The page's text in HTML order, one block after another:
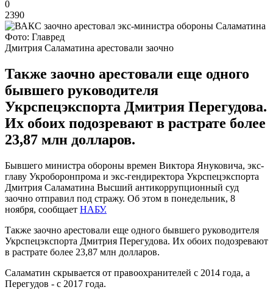
0
2390
Фото: Главред
Дмитрия Саламатина арестовали заочно
Также заочно арестовали еще одного
бывшего руководителя
Укрспецэкспорта Дмитрия Перегудова.
Их обоих подозревают в растрате более
23,87 млн ​​долларов.
Бывшего министра обороны времен Виктора Януковича, экс-
главу Укроборонпрома и экс-гендиректора Укрспецэкспорта
Дмитрия Саламатина Высший антикоррупционный суд
заочно отправил под стражу. Об этом в понедельник, 8
ноября, сообщает НАБУ.
Также заочно арестовали еще одного бывшего руководителя
Укрспецэкспорта Дмитрия Перегудова. Их обоих подозревают
в растрате более 23,87 млн ​​долларов.
Саламатин скрывается от правоохранителей с 2014 года, а
Перегудов - с 2017 года.